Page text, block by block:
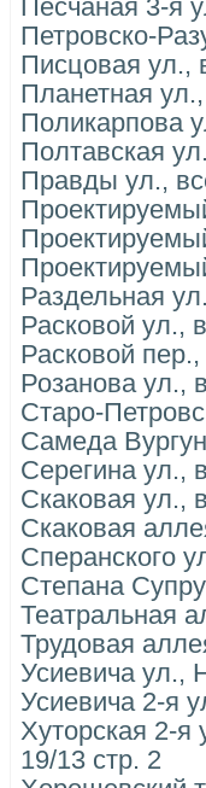
Песчаная 3-я
Петровско-
Писцовая ул.,
Планетная
Поликарпова
Полтавская
Правды ул.,
Раздельная
Расковой ул.,
Расковой
Розанова ул.,
Старо-
Самеда
Серегина ул.,
Скаковая ул.,
Скаковая
Сперанского
Степана
Театральная
Трудовая
Усиевича ул.,
Усиевича 2-я
Хуторская 2-
19/13 стр. 2